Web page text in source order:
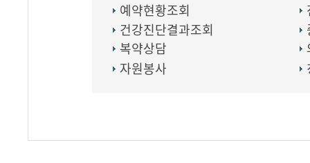
예약현황조회
건강진단결과조회
복약상담
자원봉사